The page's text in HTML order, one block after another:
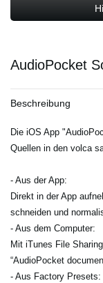
AudioPocket
Beschreibung
Die iOS App
Quellen in den volca
- Aus der App:
Direkt in der App
schneiden und
- Aus dem Computer:
Mit iTunes File
“AudioPocket
- Aus Factory Presets: